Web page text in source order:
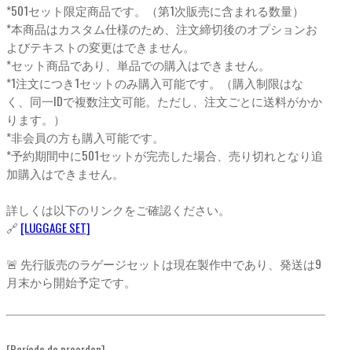
*501セット限定商品です。（第1次販売に含まれる数量）
*本商品はカスタム仕様のため、注文締切後のオプションお
よびテキストの変更はできません。
*セット商品であり、単品での購入はできません。
*1注文につき1セットのみ購入可能です。（購入制限はな
く、同一IDで複数注文可能。ただし、注文ごとに送料がかか
ります。）
*非会員の方も購入可能です。
*予約期間中に501セットが完売した場合、売り切れとなり追
加購入はできません。
詳しくは以下のリンクをご確認ください。
🔗 [LUGGAGE SET]
🚨 先行販売のラゲージセットは現在製作中であり、発送は9
月末から開始予定です。